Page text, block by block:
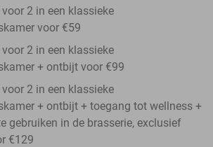
2 in een klassieke
voor €59
2 in een klassieke
+ ontbijt voor €99
2 in een klassieke
+ ontbijt + toegang tot wellness +
gebruiken in de brasserie, exclusief
€129